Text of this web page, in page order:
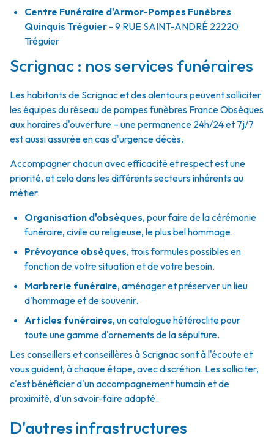
Centre Funéraire d'Armor-Pompes Funèbres
Quinquis Tréguier - 9 RUE SAINT-ANDRÉ 22220
Tréguier
Scrignac : nos services funéraires
Les habitants de Scrignac et des alentours peuvent solliciter
les équipes du réseau de pompes funèbres France Obsèques
aux horaires d'ouverture – une permanence 24h/24 et 7j/7
est aussi assurée en cas d'urgence décès.
Accompagner chacun avec efficacité et respect est une
priorité, et cela dans les différents secteurs inhérents au
métier.
Organisation d'obsèques, pour faire de la cérémonie
funéraire, civile ou religieuse, le plus bel hommage.
Prévoyance obsèques, trois formules possibles en
fonction de votre situation et de votre besoin.
Marbrerie funéraire, aménager et préserver un lieu
d'hommage et de souvenir.
Articles funéraires, un catalogue hétéroclite pour
toute une gamme d'ornements de la sépulture.
Les conseillers et conseillères à Scrignac sont à l'écoute et
vous guident, à chaque étape, avec discrétion. Les solliciter,
c'est bénéficier d'un accompagnement humain et de
proximité, d'un savoir-faire adapté.
D'autres infrastructures